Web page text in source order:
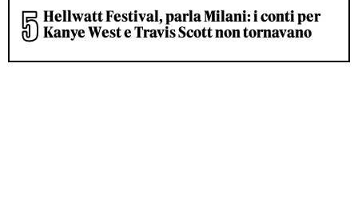
Hellwatt Festival, parla Milani: i conti per
Kanye West e Travis Scott non tornavano